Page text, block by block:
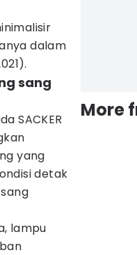
dalam
sang
SACKER
yang
detak
lampu
More